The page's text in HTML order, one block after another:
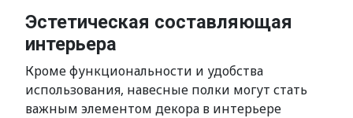
Эстетическая составляющая
интерьера
Кроме функциональности и удобства
использования, навесные полки могут стать
важным элементом декора в интерьере